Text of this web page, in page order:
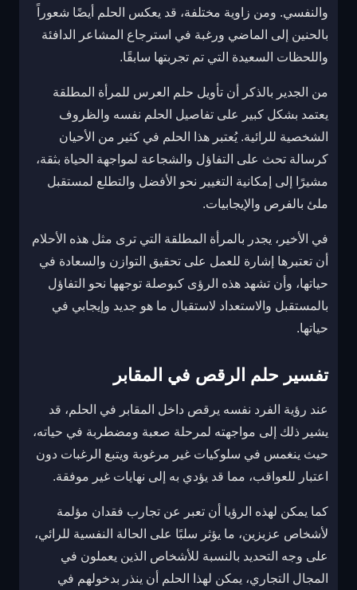
والنفسي. ومن زاوية مختلفة، قد يعكس الحلم أيضًا شعوراً
بالحنين إلى الماضي ورغبة في استرجاع المشاعر الدافئة
واللحظات السعيدة التي تم تجربتها سابقًا.
من الجدير بالذكر أن تأويل حلم العرس للمرأة المطلقة
يعتمد بشكل كبير على تفاصيل الحلم نفسه والظروف
الشخصية للرائية. يُعتبر هذا الحلم في كثير من الأحيان
كرسالة تحث على التفاؤل والشجاعة لمواجهة الحياة بثقة،
مشيرًا إلى إمكانية التغيير نحو الأفضل والتطلع لمستقبل
ملئ بالفرص والإيجابيات.
في الأخير، يجدر بالمرأة المطلقة التي ترى مثل هذه الأحلام
أن تعتبرها إشارة للعمل على تحقيق التوازن والسعادة في
حياتها، وأن تشهد هذه الرؤى كبوصلة توجهها نحو التفاؤل
بالمستقبل والاستعداد لاستقبال ما هو جديد وإيجابي في
حياتها.
تفسير حلم الرقص في المقابر
عند رؤية الفرد نفسه يرقص داخل المقابر في الحلم، قد
يشير ذلك إلى مواجهته لمرحلة صعبة ومضطربة في حياته،
حيث ينغمس في سلوكيات غير مرغوبة ويتبع الرغبات دون
اعتبار للعواقب، مما قد يؤدي به إلى نهايات غير موفقة.
كما يمكن لهذه الرؤيا أن تعبر عن تجارب فقدان مؤلمة
لأشخاص عزيزين، ما يؤثر سلبًا على الحالة النفسية للرائي،
على وجه التحديد بالنسبة للأشخاص الذين يعملون في
المجال التجاري، يمكن لهذا الحلم أن ينذر بدخولهم في